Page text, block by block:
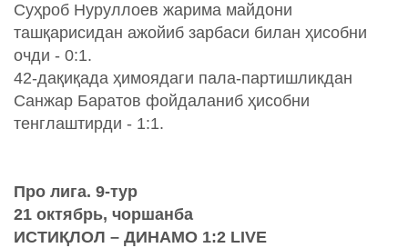
Суҳроб Нуруллоев жарима майдони
ташқарисидан ажойиб зарбаси билан ҳисобни
очди - 0:1.
42-дақиқада ҳимоядаги пала-партишликдан
Санжар Баратов фойдаланиб ҳисобни
тенглаштирди - 1:1.
Про лига. 9-тур
21 октябрь, чоршанба
ИСТИҚЛОЛ – ДИНАМО 1:2 LIVE